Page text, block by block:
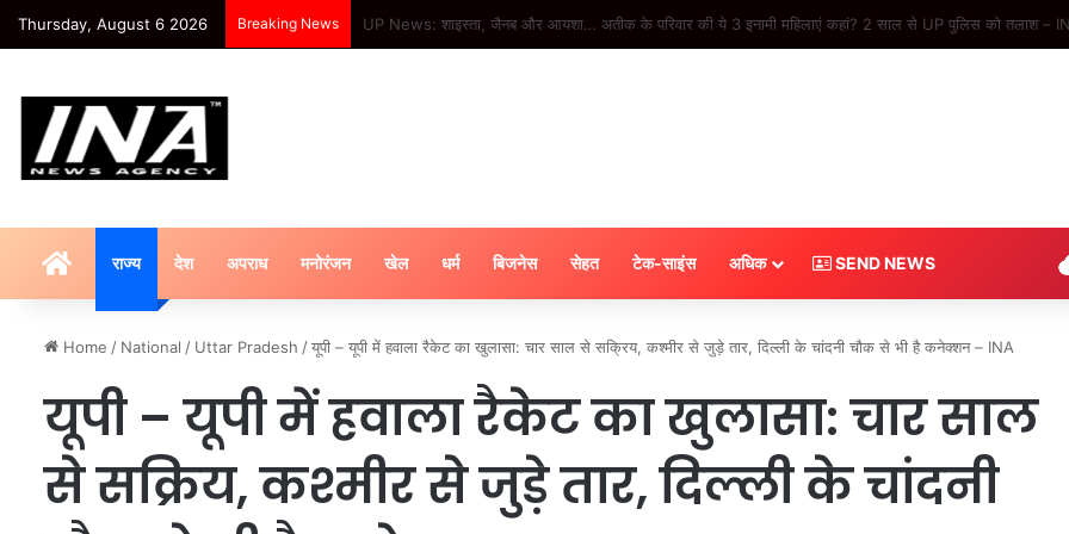
Thursday, August 6 2026 Breaking News Crime: – पंजाब: संगरूर पुलिस की कार्रवाई, ड्रग्स के साथ दो तस्कर गिरफ्तार- INA
HOMEराज्य देश अपराध मनोरंजन खेल धर्म बिजनेस सेहत टेक-साइंस अधिक SEND NEWS
Home / National / Uttar Pradesh /यूपी – यूपी में हवाला रैकेट का खुलासा: चार साल से सक्रिय, कश्मीर से जुड़े तार, दिल्ली के चांदनी चौक से भी है कनेक्शन – INA
यूपी – यूपी में हवाला रैकेट का खुलासा: चार साल
से सक्रिय, कश्मीर से जुड़े तार, दिल्ली के चांदनी